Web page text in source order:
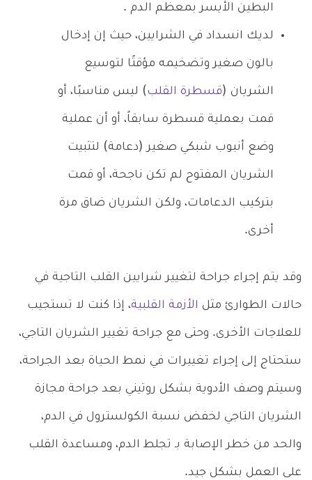
البطين الأيسر بمعظم الدم .
لديك انسداد في الشرايين، حيث إن إدخال
بالون صغير وتضخيمه مؤقتًا لتوسيع
الشريان (قسطرة القلب) ليس مناسبًا، أو
قمت بعملية قسطرة سابقاً، أو أن عملية
وضع أنبوب شبكي صغير (دعامة) لتثبيت
الشريان المفتوح لم تكن ناجحة، أو قمت
بتركيب الدعامات، ولكن الشريان ضاق مرة
أخرى.
وقد يتم إجراء جراحة لتغيير شرايين القلب التاجية في
حالات الطوارئ مثل الأزمة القلبية، إذا كنت لا تستجيب
للعلاجات الأخرى. وحتى مع جراحة تغيير الشريان التاجي،
ستحتاج إلى إجراء تغييرات في نمط الحياة بعد الجراحة،
وسيتم وصف الأدوية بشكل روتيني بعد جراحة مجازة
الشريان التاجي لخفض نسبة الكولسترول في الدم،
والحد من خطر الإصابة بـ تجلط الدم، ومساعدة القلب
على العمل بشكل جيد.